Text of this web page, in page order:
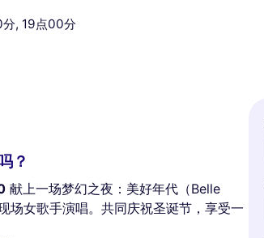
, 19点00分
？
献上一场梦幻之夜：美好年代（Belle
场女歌手演唱。共同庆祝圣诞节，享受一